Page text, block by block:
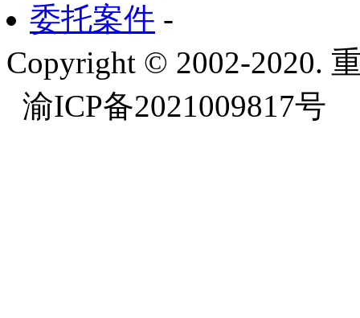
委托案件 -
Copyright © 2002-2020.
渝ICP备2021009817号